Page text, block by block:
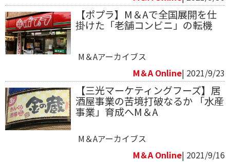
【ポプラ】M＆Aで全国展開を仕
掛けた「老舗コンビニ」の転機
M＆Aアーカイブス
M＆A Online| 2021/9/23
【三光マーケティングフーズ】居
酒屋事業の苦境打破なるか 「水産
事業」育成へM＆A
M＆Aアーカイブス
M＆A Online| 2021/9/16